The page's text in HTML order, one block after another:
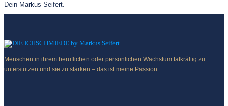
Dein Markus Seifert.
Menschen in ihrem beruflichen oder persönlichen Wachstum tatkräftig zu
unterstützen und sie zu stärken – das ist meine Passion.